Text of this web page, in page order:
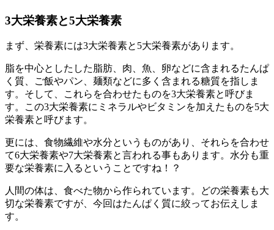
3大栄養素と5大栄養素
まず、栄養素には3大栄養素と5大栄養素があります。
脂を中心としたした脂肪、肉、魚、卵などに含まれるたんぱ
く質、ご飯やパン、麺類などに多く含まれる糖質を指しま
す。そして、これらを合わせたものを3大栄養素と呼びま
す。この3大栄養素にミネラルやビタミンを加えたものを5大
栄養素と呼びます。
更には、食物繊維や水分というものがあり、それらを合わせ
て6大栄養素や7大栄養素と言われる事もあります。水分も重
要な栄養素に入るということですね！？
人間の体は、食べた物から作られています。どの栄養素も大
切な栄養素ですが、今回はたんぱく質に絞ってお伝えしま
す。